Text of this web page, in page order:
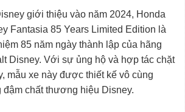
giới thiệu vào năm 2024, Honda
Fantasia 85 Years Limited Edition là
85 năm ngày thành lập của hãng
Disney. Với sự ủng hộ và hợp tác chặt
mẫu xe này được thiết kế vô cùng
đậm chất thương hiệu Disney.